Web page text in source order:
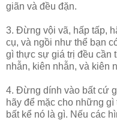
giãn và đều đặn.
3. Đừng vội vã, hấp tấp,
cụ, và ngồi như thể bạn
gì thực sự giá trị đều cần
nhẫn, kiên nhẫn, và kiên
4. Đừng dính vào bất cứ
hãy để mặc cho những
bất kể nó là gì. Nếu các